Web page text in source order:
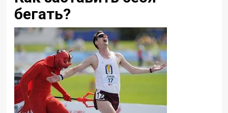
бегать?